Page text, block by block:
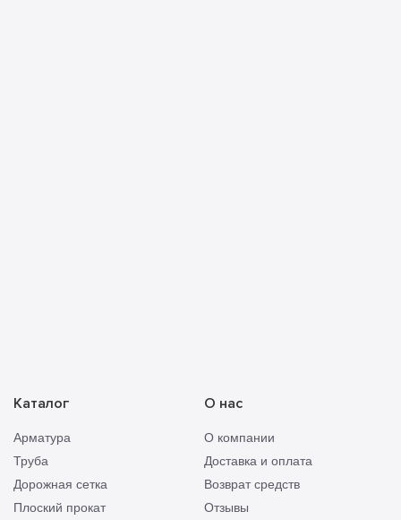
Каталог
Арматура
Труба
Дорожная сетка
Плоский прокат
О нас
О компании
Доставка и оплата
Возврат средств
Отзывы